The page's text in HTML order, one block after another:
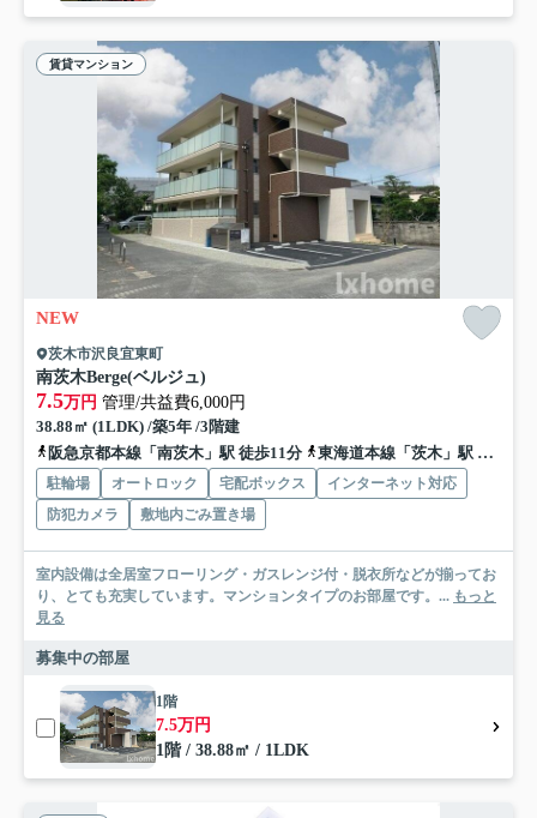
賃貸マンション
NEW
茨木市沢良宜東町
南茨木Berge(ベルジュ)
7.5万円 管理/共益費6,000円
38.88㎡ (1LDK) /築5年 /3階建
阪急京都本線「南茨木」駅 徒歩11分
東海道本線「茨木」駅 徒歩30分
駐輪場 オートロック 宅配ボックス
インターネット対応
防犯カメラ
敷地内ごみ置き場
室内設備は全居室フローリング・ガスレンジ付・脱衣所などが揃ってお
り、とても充実しています。マンションタイプのお部屋です。... もっと
見る
募集中の部屋
1階
7.5万円
1階 / 38.88㎡ / 1LDK